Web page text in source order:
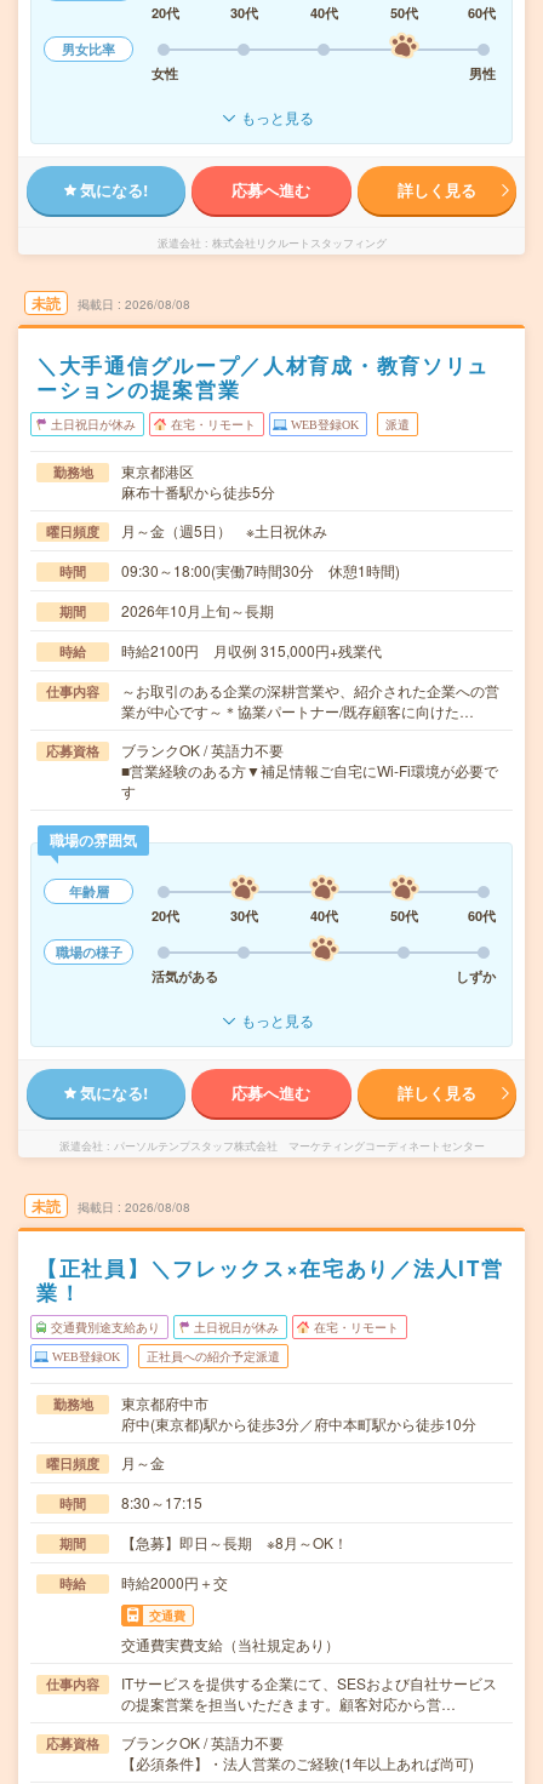
20代
30代 40代 50代
60代
男女比率
女性
男性
もっと見る
気になる! 応募へ進む 詳しく見る
派遣会社 株式会社リクルートスタッフィング
未読 掲載日 2026/08/08
＼大手通信グループ／人材育成・教育ソリュ
ーションの提案営業
土日祝日が休み 在宅・リモート WEB登録OK 派遣
勤務地
東京都港区
麻布十番駅から徒歩5分
曜日頻度 月～金（週5日） ※土日祝休み
時間 09:30～18:00(実働7時間30分 休憩1時間)
期間 2026年10月上旬～長期
時給 時給2100円 月収例 315,000円+残業代
仕事内容
～お取引のある企業の深耕営業や、紹介された企業への営
業が中心です～＊協業パートナー/既存顧客に向けた…
応募資格
ブランクOK / 英語力不要
■営業経験のある方▼補足情報ご自宅にWi-Fi環境が必要で
す
職場の雰囲気
年齢層
20代
30代 40代 50代
60代
職場の様子
活気がある
しずか
もっと見る
気になる! 応募へ進む 詳しく見る
派遣会社 パーソルテンプスタッフ株式会社 マーケティングコーディネートセンター
未読 掲載日 2026/08/08
【正社員】＼フレックス×在宅あり／法人IT営
業！
交通費別途支給あり 土日祝日が休み 在宅・リモート
WEB登録OK 正社員への紹介予定派遣
勤務地
東京都府中市
府中(東京都)駅から徒歩3分／府中本町駅から徒歩10分
曜日頻度 月～金
時間 8:30～17:15
期間 【急募】即日～長期 ※8月～OK！
時給 時給2000円＋交
交通費
交通費実費支給（当社規定あり）
仕事内容
ITサービスを提供する企業にて、SESおよび自社サービス
の提案営業を担当いただきます。顧客対応から営…
応募資格
ブランクOK / 英語力不要
【必須条件】・法人営業のご経験(1年以上あれば尚可)